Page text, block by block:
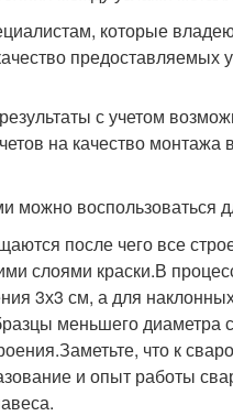
которые
предоставляемых
с учетом
на качество монтажа
воспользоваться
после чего все
слоями краски.В
3х3 см, а для
меньшего диаметра
что к
и опыт работы